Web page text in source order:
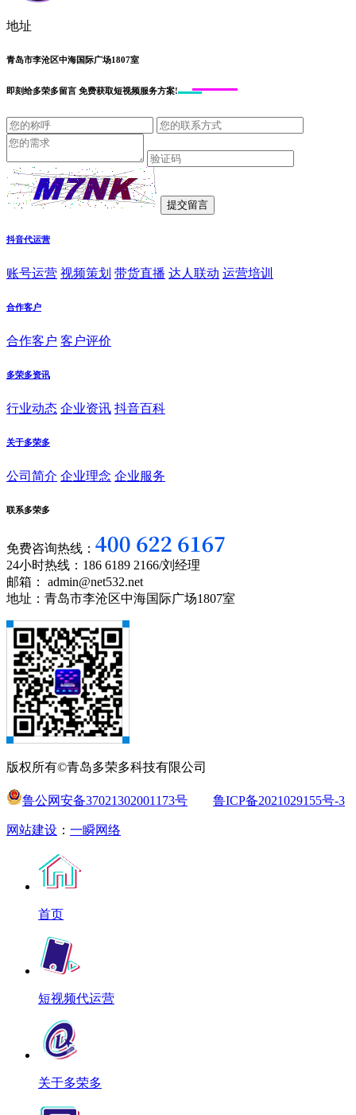
地址
青岛市李沧区中海国际广场1807室
即刻给多荣多留言 免费获取短视频服务方案!
抖音代运营
账号运营 视频策划 带货直播 达人联动 运营培训
合作客户
合作客户 客户评价
多荣多资讯
行业动态 企业资讯 抖音百科
关于多荣多
公司简介 企业理念 企业服务
联系多荣多
免费咨询热线：
24小时热线：186 6189 2166/刘经理
邮箱： admin@net532.net
地址：青岛市李沧区中海国际广场1807室
版权所有©青岛多荣多科技有限公司
鲁公网安备37021302001173号 鲁ICP备2021029155号-3
网站建设 ： 一瞬网络
首页
短视频代运营
关于多荣多